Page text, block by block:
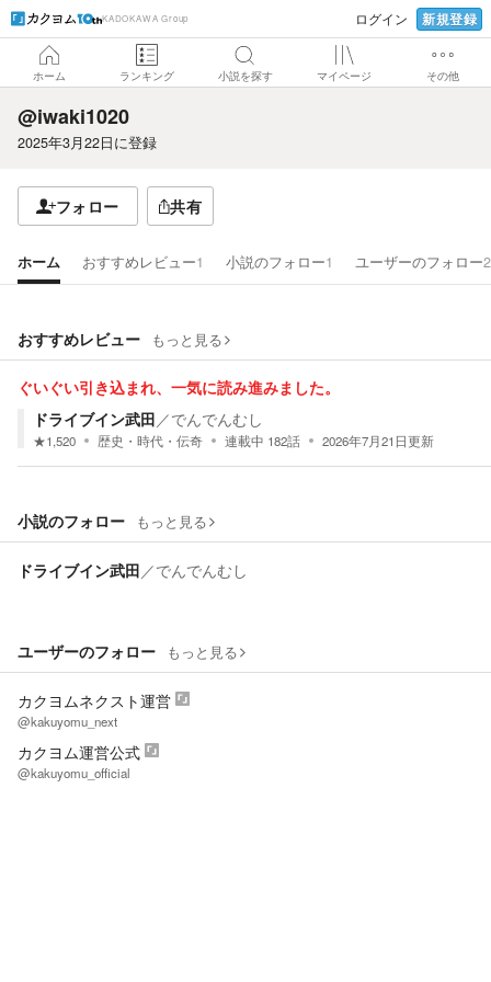
KADOKAWA Group ログイン 新規登録
ホーム ランキング 小説を探す マイページ その他
@iwaki1020
2025年3月22日に登録
フォロー 共有
ホーム おすすめレビュー1 小説のフォロー1 ユーザーのフォロー2
おすすめレビュー もっと見る
ぐいぐい引き込まれ、一気に読み進みました。
ドライブイン武田／でんでんむし
★1,520 歴史・時代・伝奇 連載中 182話 2026年7月21日更新
小説のフォロー もっと見る
ドライブイン武田／でんでんむし
ユーザーのフォロー もっと見る
カクヨムネクスト運営
@kakuyomu_next
カクヨム運営公式
@kakuyomu_official